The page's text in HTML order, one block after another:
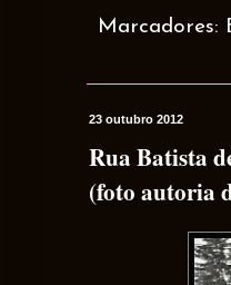
Marcadores:
23 outubro 2012
Rua Batista
(foto autoria